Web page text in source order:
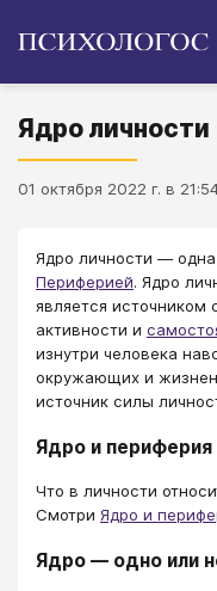
Ядро личности
01 октября 2022 г. в
Ядро личности — одна
Периферией. Ядро
является источником
активности и
изнутри человека
окружающих и
источник силы
Ядро и периферия
Что в личности
Смотри Ядро и
Ядро — одно или